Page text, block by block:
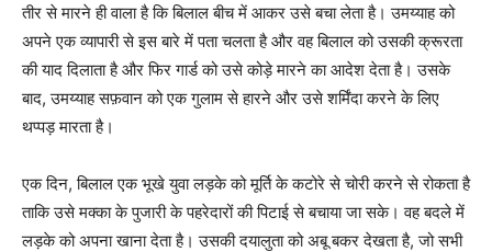
तीर से मारने ही वाला है कि बिलाल बीच में आकर उसे बचा लेता है। उमय्याह को
अपने एक व्यापारी से इस बारे में पता चलता है और वह बिलाल को उसकी क्रूरता
की याद दिलाता है और फिर गार्ड को उसे कोड़े मारने का आदेश देता है। उसके
बाद, उमय्याह सफ़वान को एक गुलाम से हारने और उसे शर्मिंदा करने के लिए
थप्पड़ मारता है।
एक दिन, बिलाल एक भूखे युवा लड़के को मूर्ति के कटोरे से चोरी करने से रोकता है
ताकि उसे मक्का के पुजारी के पहरेदारों की पिटाई से बचाया जा सके। वह बदले में
लड़के को अपना खाना देता है। उसकी दयालुता को अबू बकर देखता है, जो सभी